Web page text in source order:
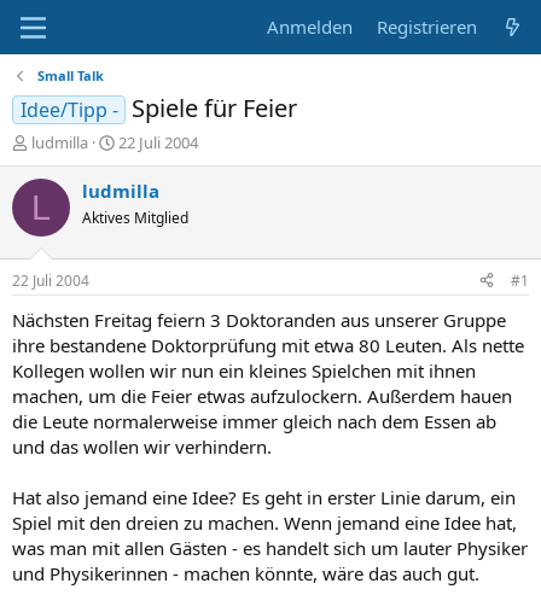
Anmelden Registrieren
Small Talk
Idee/Tipp - Spiele für Feier
E
r
s
e
r
ludmilla
E
r
s
e
t
a
22 Juli 2004
L ludmilla
Aktives Mitglied
22 Juli 2004 #1
Nächsten Freitag feiern 3 Doktoranden aus unserer Gruppe
ihre bestandene Doktorprüfung mit etwa 80 Leuten. Als nette
Kollegen wollen wir nun ein kleines Spielchen mit ihnen
machen, um die Feier etwas aufzulockern. Außerdem hauen
die Leute normalerweise immer gleich nach dem Essen ab
und das wollen wir verhindern.
Hat also jemand eine Idee? Es geht in erster Linie darum, ein
Spiel mit den dreien zu machen. Wenn jemand eine Idee hat,
was man mit allen Gästen - es handelt sich um lauter Physiker
und Physikerinnen - machen könnte, wäre das auch gut.